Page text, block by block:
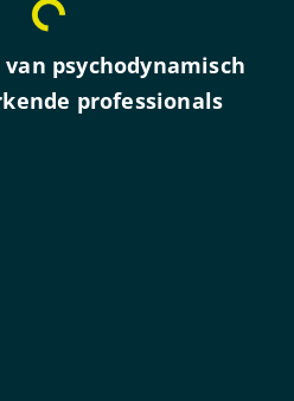
psychodynamisch
professionals